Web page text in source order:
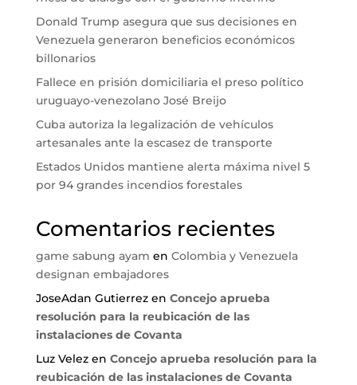
Donald Trump asegura que sus decisiones en
Venezuela generaron beneficios económicos
billonarios
Fallece en prisión domiciliaria el preso político
uruguayo-venezolano José Breijo
Cuba autoriza la legalización de vehículos
artesanales ante la escasez de transporte
Estados Unidos mantiene alerta máxima nivel 5
por 94 grandes incendios forestales
Comentarios recientes
game sabung ayam en Colombia y Venezuela
designan embajadores
JoseAdan Gutierrezen Concejo aprueba
resolución para la reubicación de las
instalaciones de Covanta
Luz Velezen Concejo aprueba resolución para la
reubicación de las instalaciones de Covanta